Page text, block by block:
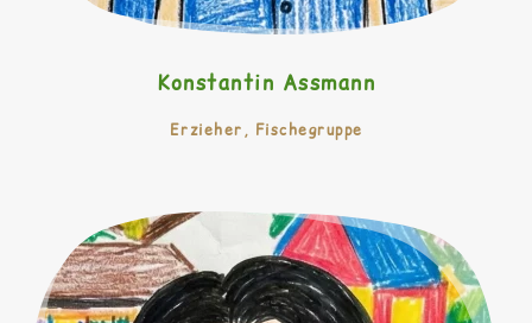
Konstantin Assmann
Erzieher, Fischegruppe